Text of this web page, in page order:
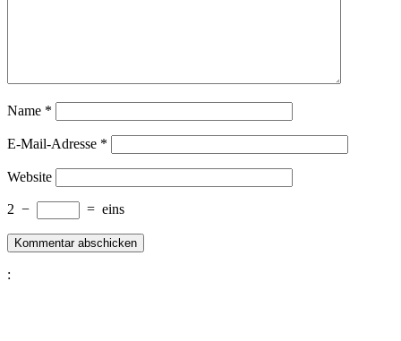
Name *
E-Mail-Adresse *
Website
2 − = eins
: